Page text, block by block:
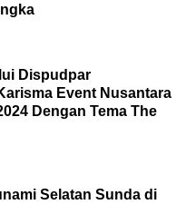
Dispudpar
Event Nusantara
Dengan Tema The
Selatan Sunda di